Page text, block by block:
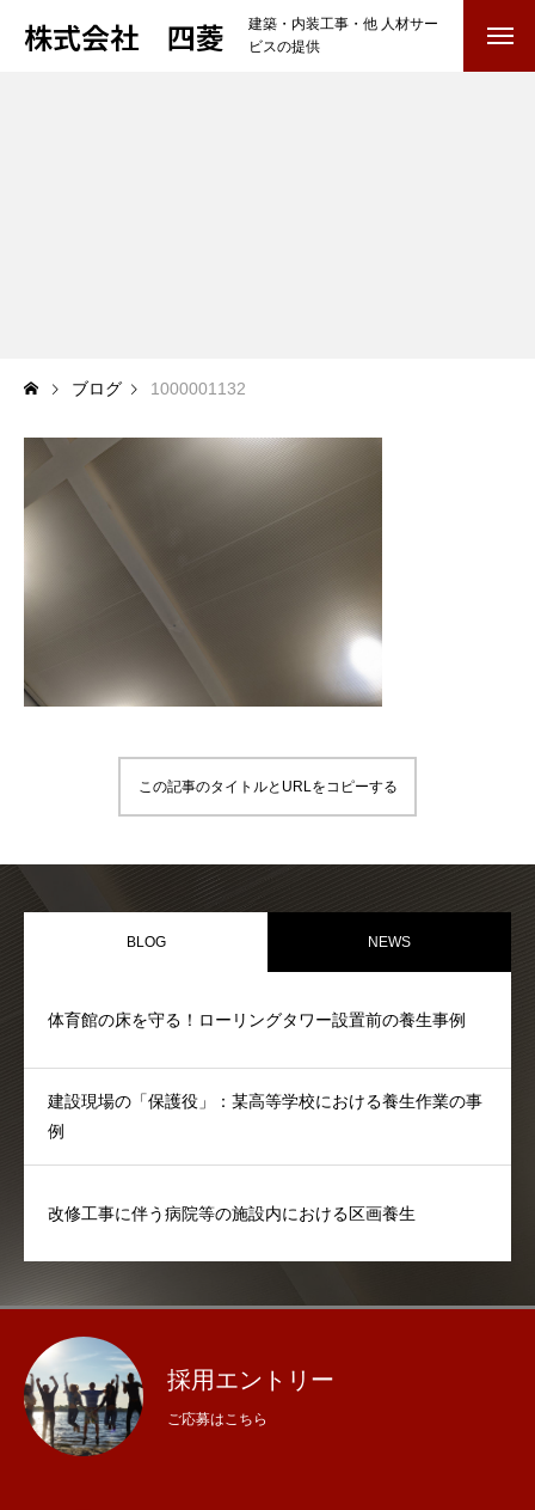
株式会社 四菱
建築・内装工事・他 人材サー
ビスの提供
RECRUIT
募集要項
ブログ 1000001132
この記事のタイトルとURLをコピーする
BLOG NEWS
体育館の床を守る！ローリングタワー設置前の養生事例
建設現場の「保護役」：某高等学校における養生作業の事
例
改修工事に伴う病院等の施設内における区画養生
採用エントリー
ご応募はこちら